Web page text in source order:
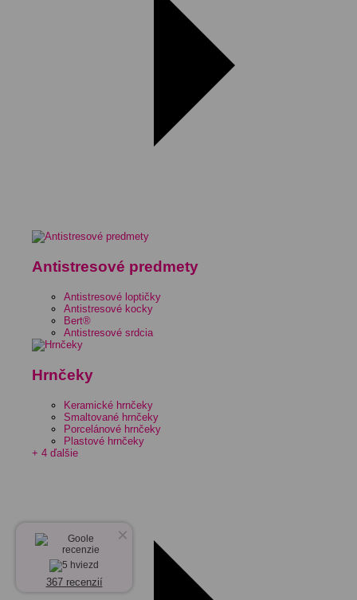
Antistresové predmety
Antistresové loptičky
Antistresové kocky
Bert®
Antistresové srdcia
Hrnčeky
Keramické hrnčeky
Smaltované hrnčeky
Porcelánové hrnčeky
Plastové hrnčeky
+ 4 ďalšie
×
367 recenzií